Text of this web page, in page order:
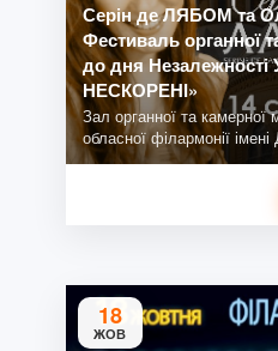
Серін де ЛЯБОМ та
Фестиваль органної
до дня Незалежності
НЕСКОРЕНІ»
Зал органної та камерної
обласної філармонії
18
ЖОВ